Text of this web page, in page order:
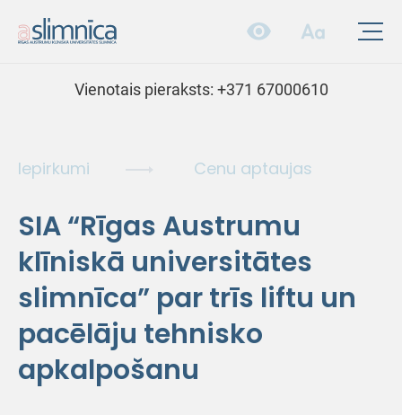
Vienotais pieraksts: +371 67000610
Iepirkumi Cenu aptaujas
SIA “Rīgas Austrumu
klīniskā universitātes
slimnīca” par trīs liftu un
pacēlāju tehnisko
apkalpošanu